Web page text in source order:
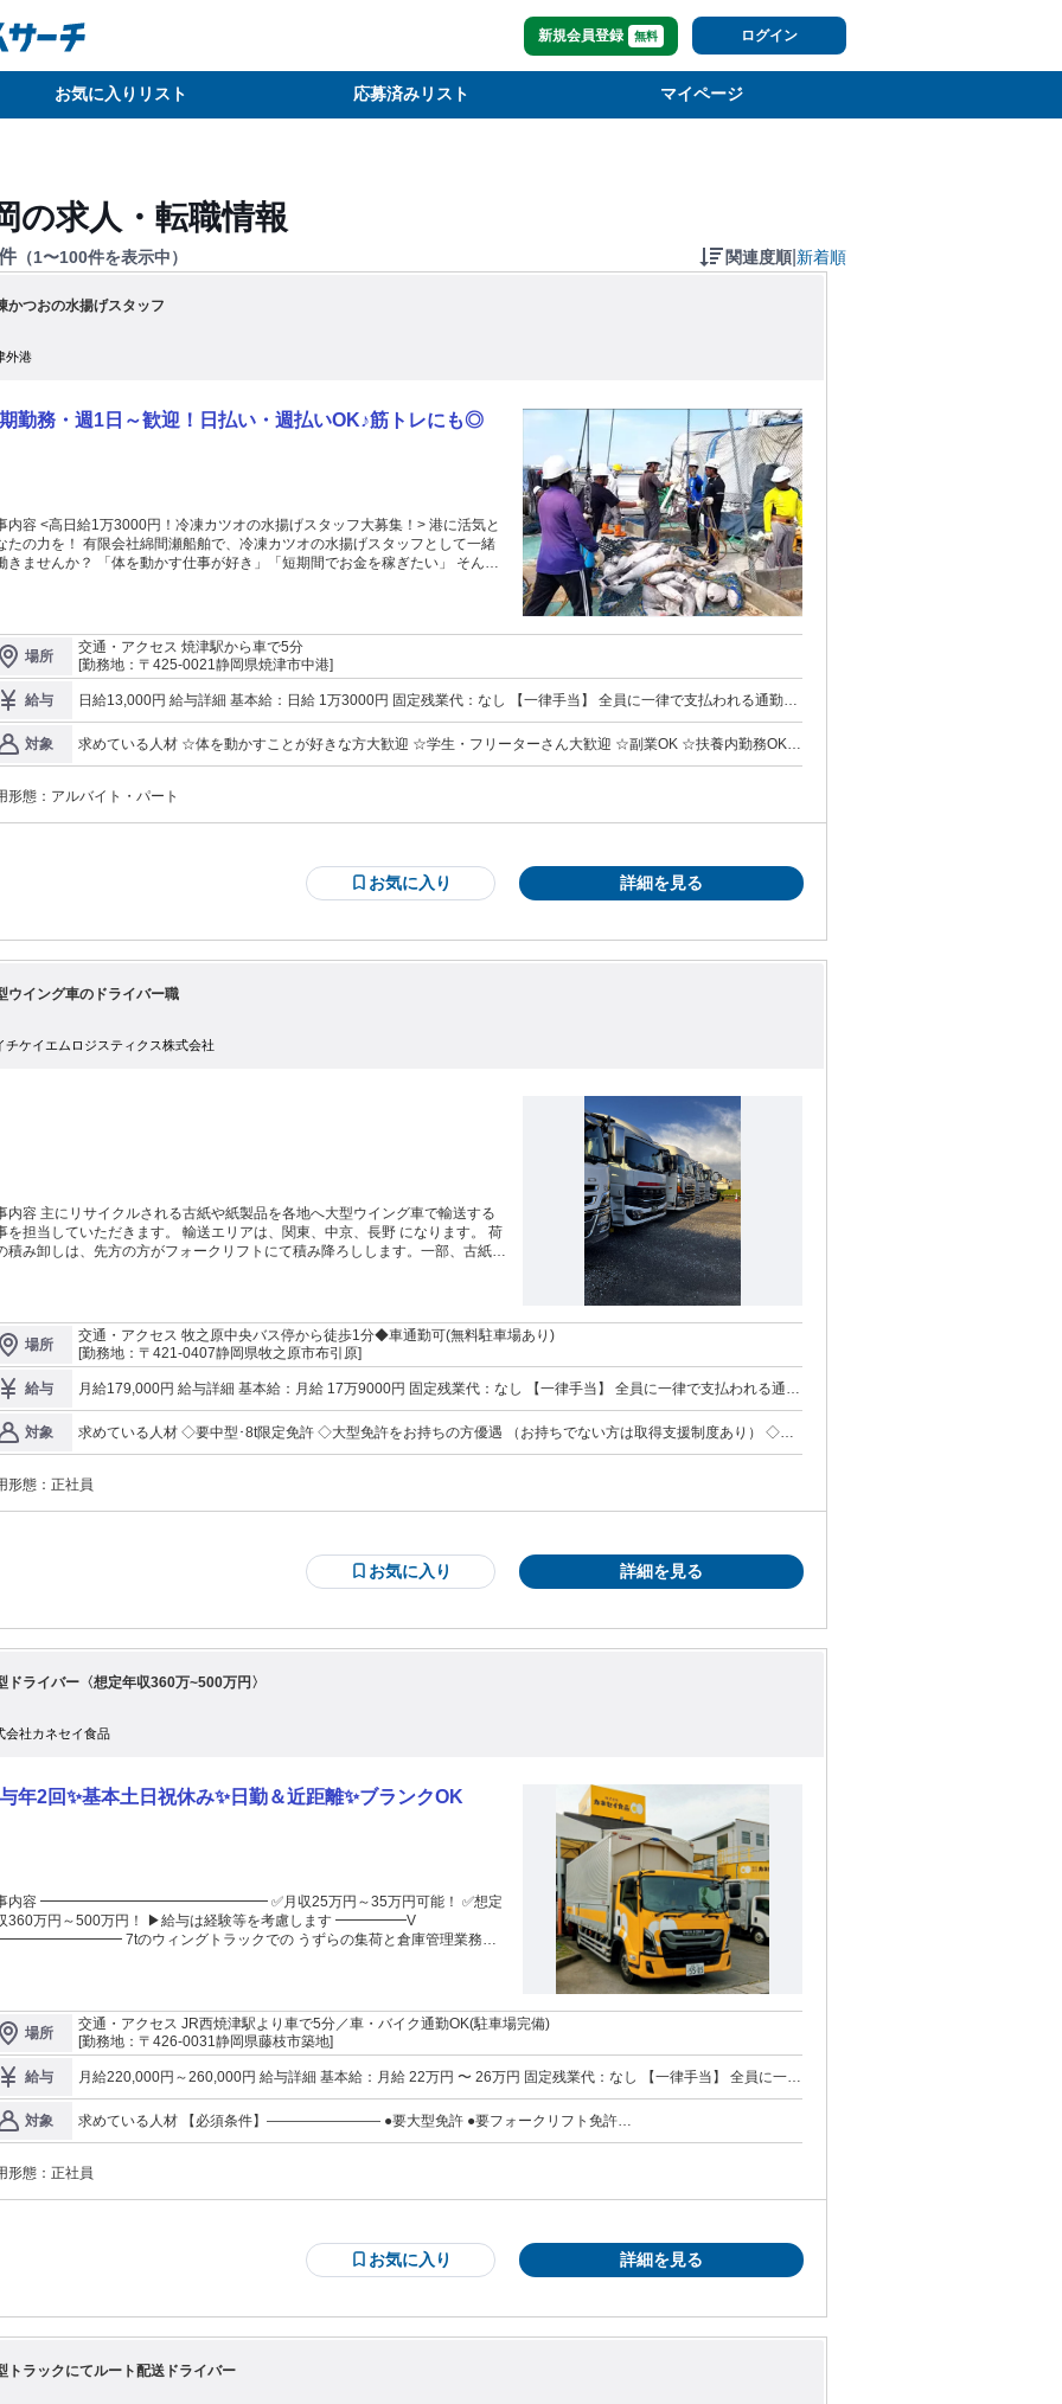
新規会員登録 無料 ログイン
お気に入りリスト 応募済みリスト マイページ
の求人・転職情報
（1〜100件を表示中） 関連度順 新着順
かつおの水揚げスタッフ
外港
勤務・週1日～歓迎！日払い・週払いOK♪筋トレにも◎
内容 <高日給1万3000円！冷凍カツオの水揚げスタッフ大募集！> 港に活気と
たの力を！ 有限会社綿間瀬船舶で、冷凍カツオの水揚げスタッフとして一緒
きませんか？ 「体を動かす仕事が好き」「短期間でお金を稼ぎたい」 そんな
到着すると、船倉に保管されている冷凍カツオを取り出す準備をします。カツ
凍っているため、専用のフックなどを使い、丁寧に扱います。 3人1組のチー
業: 重量の大きなカツオを安全かつ効率的に船から降ろすため、3人1組のチー
連携して作業を行います。一人がフックをかけ、他の二人がカツオを支えるな
声を掛け合いながら協力して進めます。チームで働くので、困ったことがあれ
ぐに相談できますし、未経験の方でも先輩スタッフが丁寧にサポートしますの
安心ください。 陸上への移動: 船から降ろされたカツオは、陸上の指定された
へ移動させます。この際、フォークリフトや運搬用の台車を使う場合もありま
、基本的には人の手で運ぶ場面も多く発生します。この作業が、まさに「筋ト
。 単純作業で安心: これらの作業は、一度覚えればスムーズに進められる単純
> 作業に必要な「靴・防寒着」は会社が貸与します。私服通勤でOKなので、
の準備もラクラク！ 車通勤も可能で、無料駐車場も完備。 通勤のストレスな
現在、20代〜40代の幅広い年代のスタッフが活躍中。 活気ある職場で、あ
も一緒に働きませんか？ 少しでも気になったら、まずは気軽にお問い合わせ
場所
交通・アクセス 焼津駅から車で5分
[勤務地：〒425-0021静岡県焼津市中港]
給与
日給13,000円 給与詳細 基本給：日給 1万3000円 固定残業代：なし 【一律手当】 全員に一律で支払われる通勤・
あなたが希望する支払方法を ご相談くださいね！ ＊支払方法：月1回
対象
求めている人材 ☆体を動かすことが好きな方大歓迎 ☆学生・フリーターさん大歓迎 ☆副業OK ☆扶養内勤務OK
形態： アルバイト・パート
お気に入り 詳細を見る
ウイング車のドライバー職
チケイエムロジスティクス株式会社
内容 主にリサイクルされる古紙や紙製品を各地へ大型ウイング車で輸送する
を担当していただきます。 輸送エリアは、関東、中京、長野 になります。 荷
積み卸しは、先方の方がフォークリフトにて積み降ろしします。一部、古紙の
の方でも丁寧に指導いたします。 大型自動車運転免許所持者。 応相談、旧普
許（8t限定中型免許）所持者。大型免許取得支援制度有り。 勤務時間・曜日:
、日曜、祝祭日休み。（月に１回程度の土曜出勤あり） お盆休み、年末年始
。 運行スケジュールによる実働８時間。 時間外残業あり。 勤務地: 敷地内禁
アクセス: 自家用車通勤可。駐車場完備。 給与: 総額 30万～38万 ・通勤手当
コ手当 ・無事故手当 ・安全講習手当 待遇・福利厚生: 雇用、労災、健康保
厚生年金。 退職金制度。 勤労者共済会加入。 試用期間あり その他: 新しいこ
チャレンジしたい方大歓迎。 未経験者や異業種からの転職者も大歓迎。 労働
や待機時間の短縮に取り組んでいます。
場所
交通・アクセス 牧之原中央バス停から徒歩1分◆車通勤可(無料駐車場あり)
[勤務地：〒421-0407静岡県牧之原市布引原]
給与
月給179,000円 給与詳細 基本給：月給 17万9000円 固定残業代：なし 【一律手当】 全員に一律で支払われる通
コ手当 5,000円～10,000円 ・回数手当 回数により1,000／回 ・通勤手当 距離制 13円／ｋｍ ・安全講習手当
1,000～4,000円
対象
求めている人材 ◇要中型･8t限定免許 ◇大型免許をお持ちの方優遇 （お持ちでない方は取得支援制度あり） ◇学
事の流れ､積み降ろし方､運搬先での対応の仕方から､ ルートごとの注意点や運転のコツまでしっかりと教えていく
形態： 正社員
お気に入り 詳細を見る
ドライバー〈想定年収360万~500万円〉
会社カネセイ食品
年2回✨基本土日祝休み✨日勤＆近距離✨ブランクOK
内容 ━━━━━━━━━━━━━━━━ ✅月収25万円～35万円可能！ ✅想定
360万円～500万円！ ▶給与は経験等を考慮します ━━━━━V
7tのウィングトラックでの うずらの集荷と倉庫管理業務！
集です！ ＼この募集のPOINT／ ✨月収25万円～35万円可能＆賞与年
！ ✨想定年収360万円～500万円！ ✨給与はこれまでの経験等を考慮します！
きやすい日勤固定＆近距離運行！ ✨月7～10日休みで基本的に土日祝休み！ ✨
日105日＋計画的有給消化5日 ＝実質”年110日”休み！ ✨経験が浅い方・ブ
クある方もOK！ ✨食品業界未経験OK！学歴不問！ ＝＝＝＝＝＝＝＝＝＝＝
＝＝＝＝＝ 【正社員】集荷ドライバー 食品加工の安定企業で長期で働けま
《7tトラックドライバーの募集》 ＝＝＝＝＝＝＝＝＝＝＝＝＝＝＝＝＝＝
与】 ✅月給22万～26万円＋職務手当 ▶月収25万円～35万円可能です。 ▶想
収360万円～500万円 ✅賞与年2回・昇給あり ✅他、残業など各種手当支給あ
程度 ▶月平均残業時間：20時間程度 ✅月7～10日休み(基本土日祝休み) ▶土
駅より車で5分 ✅JR藤枝駅より車で9分 ✅車・バイク通勤OK(駐車場完備) ✅転
気になることがあればお気軽に ご連絡ください。 お問い合わせしてから応募
かどうか 決めてもOKです！ ✨WEB応募は24時間受付中✨ ～～～～～～～～
でのうずらの集荷作業や、 倉庫の管理作業をお任せします。 週の3日程度が
場所
交通・アクセス JR西焼津駅より車で5分／車・バイク通勤OK(駐車場完備)
[勤務地：〒426-0031静岡県藤枝市築地]
給与
月給220,000円～260,000円 給与詳細 基本給：月給 22万円 〜 26万円 固定残業代：なし 【一律手当】 全員に一律
2回あり ●各種手当あり （職務手当・残業手当など） 【想定年収】 年収360万円～500万円 ※給与は経験・能力等
を考慮いたします
対象
求めている人材 【必須条件】―――――――― ●要大型免許 ●要フォークリフト免許
★学歴不問 ★第二新卒歓迎 ★UIターン歓迎 ★フリーター応援 ★ブランクOK ＼このような方も歓迎します‼／ ✅
ます！ ハローワークでお仕事探し中の方も◎
形態： 正社員
お気に入り 詳細を見る
トラックにてルート配送ドライバー